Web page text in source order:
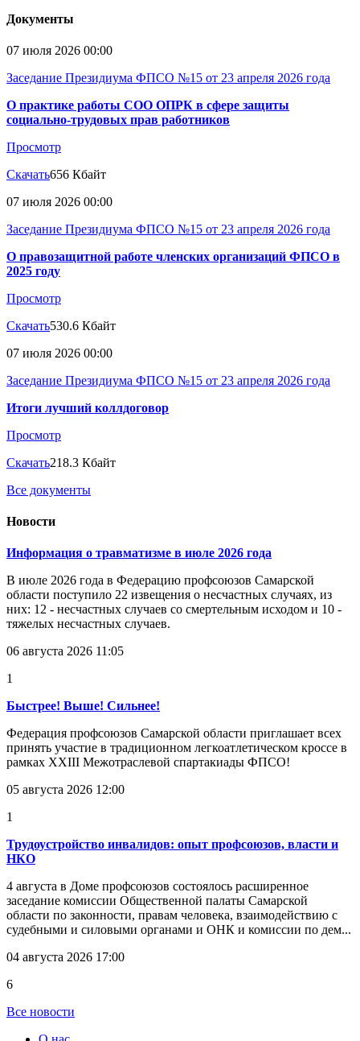
Документы
07 июля 2026 00:00
Заседание Президиума ФПСО №15 от 23 апреля 2026 года
О практике работы СОО ОПРК в сфере защиты
социально-трудовых прав работников
Просмотр
Скачать656 Кбайт
07 июля 2026 00:00
Заседание Президиума ФПСО №15 от 23 апреля 2026 года
О правозащитной работе членских организаций ФПСО в
2025 году
Просмотр
Скачать530.6 Кбайт
07 июля 2026 00:00
Заседание Президиума ФПСО №15 от 23 апреля 2026 года
Итоги лучший коллдоговор
Просмотр
Скачать218.3 Кбайт
Все документы
Новости
Информация о травматизме в июле 2026 года
В июле 2026 года в Федерацию профсоюзов Самарской
области поступило 22 извещения о несчастных случаях, из
них: 12 - несчастных случаев со смертельным исходом и 10 -
тяжелых несчастных случаев.
06 августа 2026 11:05
1
Быстрее! Выше! Сильнее!
Федерация профсоюзов Самарской области приглашает всех
принять участие в традиционном легкоатлетическом кроссе в
рамках XXIII Межотраслевой спартакиады ФПСО!
05 августа 2026 12:00
1
Трудоустройство инвалидов: опыт профсоюзов, власти и
НКО
4 августа в Доме профсоюзов состоялось расширенное
заседание комиссии Общественной палаты Самарской
области по законности, правам человека, взаимодействию с
судебными и силовыми органами и ОНК и комиссии по дем...
04 августа 2026 17:00
6
Все новости